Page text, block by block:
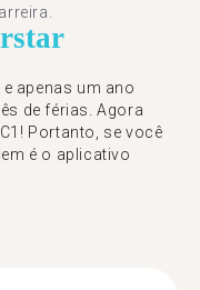
star
apenas um ano
de férias. Agora
Portanto, se você
é o aplicativo